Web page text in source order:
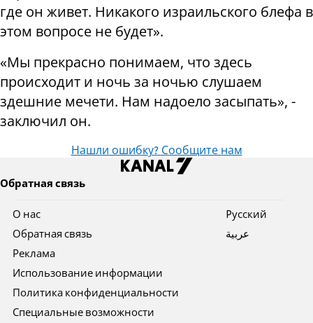
где он живет. Никакого израильского блефа в
этом вопросе не будет».
«Мы прекрасно понимаем, что здесь
происходит и ночь за ночью слушаем
здешние мечети. Нам надоело засыпать», -
заключил он.
Нашли ошибку? Сообщите нам
Обратная связь
О нас
Обратная связь
Реклама
Использование информации
Политика конфиденциальности
Специальные возможности
Pусский
عربية